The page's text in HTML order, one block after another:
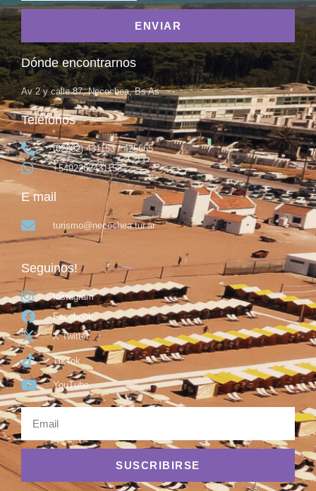
ENVIAR
Dónde encontrarnos
Av 2 y calle 87, Necochea, Bs As
Teléfonos
(02262) 431153 / 425665
+5492262431153
E mail
turismo@necochea.tur.ar
Seguinos!
Instagram
Facebook
X Twitter
TikTok
YouTube
SUSCRIBIRSE